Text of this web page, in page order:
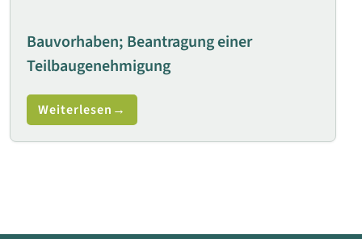
Bauvorhaben; Beantragung einer
Teilbaugenehmigung
Weiterlesen